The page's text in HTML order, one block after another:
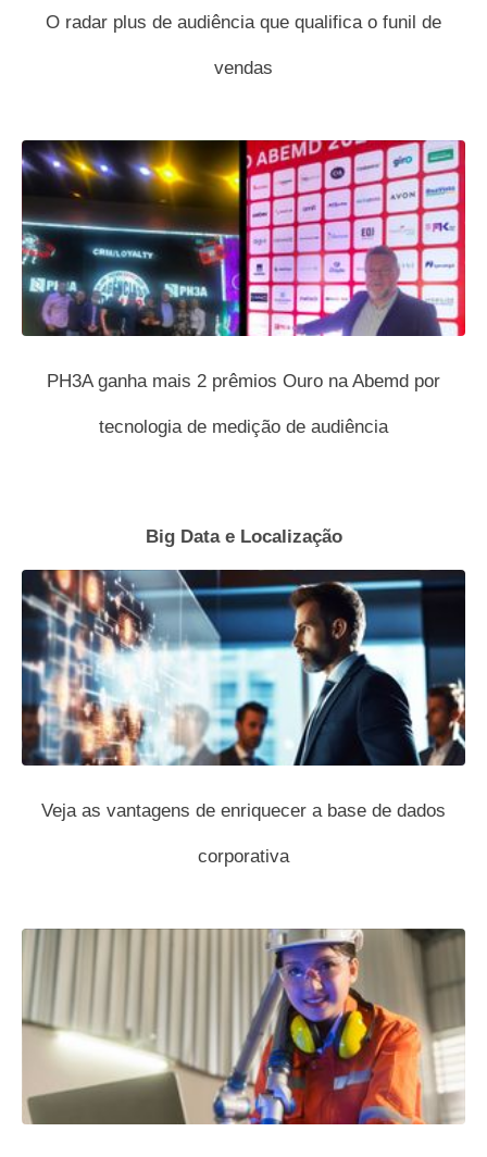
O radar plus de audiência que qualifica o funil de
vendas
PH3A ganha mais 2 prêmios Ouro na Abemd por
tecnologia de medição de audiência
Big Data e Localização
Veja as vantagens de enriquecer a base de dados
corporativa